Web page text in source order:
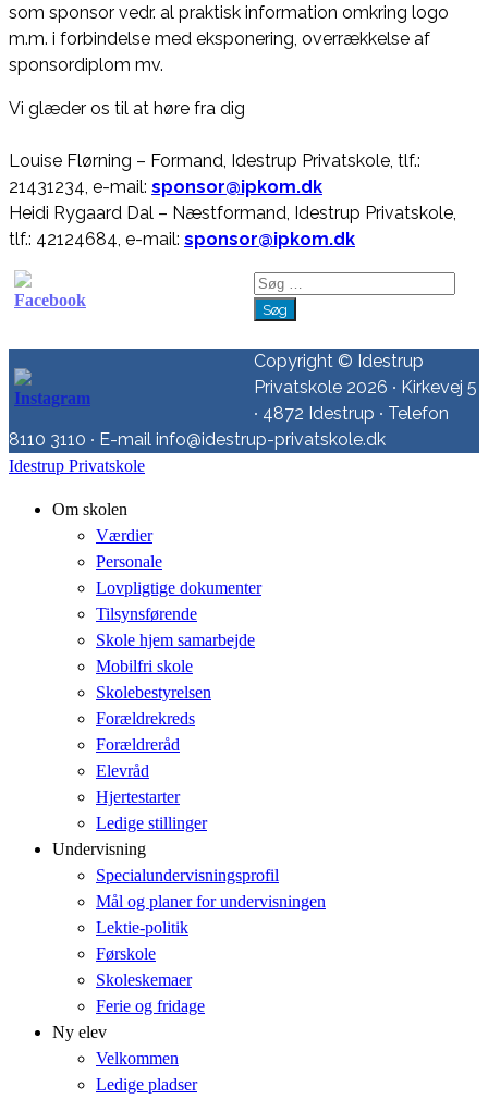
som sponsor vedr. al praktisk information omkring logo
m.m. i forbindelse med eksponering, overrækkelse af
sponsordiplom mv.
Vi glæder os til at høre fra dig
Louise Flørning – Formand, Idestrup Privatskole, tlf.:
21431234, e-mail: sponsor@ipkom.dk
Heidi Rygaard Dal – Næstformand, Idestrup Privatskole,
tlf.: 42124684, e-mail: sponsor@ipkom.dk
Søg
efter:
Copyright © Idestrup
Privatskole 2026 ∙ Kirkevej 5
∙ 4872 Idestrup ∙ Telefon
8110 3110 ∙ E-mail info@idestrup-privatskole.dk
Idestrup Privatskole
Om skolen
Værdier
Personale
Lovpligtige dokumenter
Tilsynsførende
Skole hjem samarbejde
Mobilfri skole
Skolebestyrelsen
Forældrekreds
Forældreråd
Elevråd
Hjertestarter
Ledige stillinger
Undervisning
Specialundervisningsprofil
Mål og planer for undervisningen
Lektie-politik
Førskole
Skoleskemaer
Ferie og fridage
Ny elev
Velkommen
Ledige pladser